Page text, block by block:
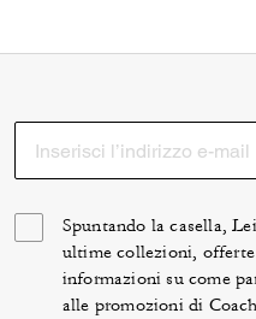
Spuntando la casella,
ultime collezioni,
informazioni su come
alle promozioni di